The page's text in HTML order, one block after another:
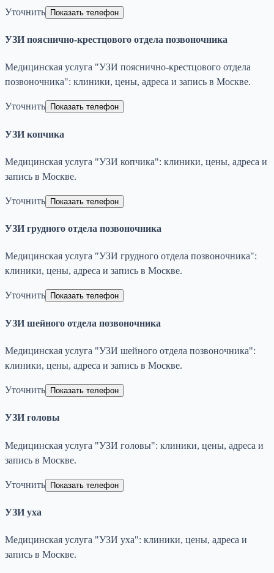
Уточнить Показать телефон
УЗИ пояснично-крестцового отдела позвоночника
Медицинская услуга "УЗИ пояснично-крестцового отдела
позвоночника": клиники, цены, адреса и запись в Москве.
Уточнить Показать телефон
УЗИ копчика
Медицинская услуга "УЗИ копчика": клиники, цены, адреса и
запись в Москве.
Уточнить Показать телефон
УЗИ грудного отдела позвоночника
Медицинская услуга "УЗИ грудного отдела позвоночника":
клиники, цены, адреса и запись в Москве.
Уточнить Показать телефон
УЗИ шейного отдела позвоночника
Медицинская услуга "УЗИ шейного отдела позвоночника":
клиники, цены, адреса и запись в Москве.
Уточнить Показать телефон
УЗИ головы
Медицинская услуга "УЗИ головы": клиники, цены, адреса и
запись в Москве.
Уточнить Показать телефон
УЗИ уха
Медицинская услуга "УЗИ уха": клиники, цены, адреса и
запись в Москве.